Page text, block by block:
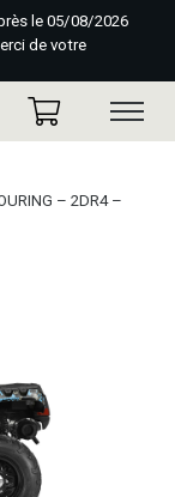
le 05/08/2026
de votre
– 2DR4 –